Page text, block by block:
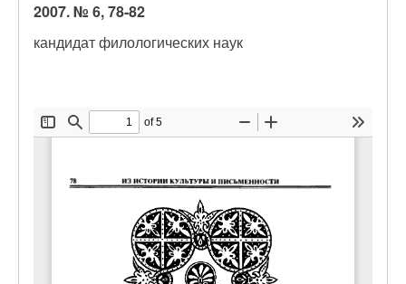
2007. № 6, 78-82
кандидат филологических наук